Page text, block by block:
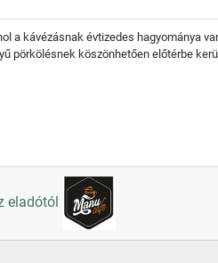
a kávézásnak évtizedes hagyománya
pörkölésnek köszönhetően előtérbe
eladótól